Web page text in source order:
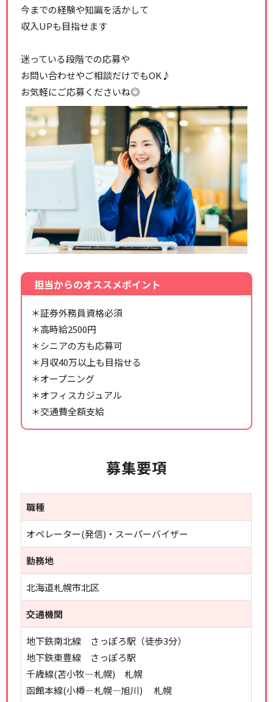
今までの経験や知識を活かして
収入UPも目指せます
迷っている段階での応募や
お問い合わせやご相談だけでもOK♪
お気軽にご応募くださいね◎
担当からのオススメポイント
＊証券外務員資格必須
＊高時給2500円
＊シニアの方も応募可
＊月収40万以上も目指せる
＊オープニング
＊オフィスカジュアル
＊交通費全額支給
募集要項
職種
オペレーター(発信)・スーパーバイザー
勤務地
北海道札幌市北区
交通機関
地下鉄南北線 さっぽろ駅（徒歩3分）
地下鉄東豊線 さっぽろ駅
千歳線(苫小牧―札幌) 札幌
函館本線(小樽―札幌―旭川) 札幌